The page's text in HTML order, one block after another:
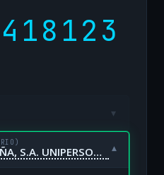
▾
VODAFONE ESPAÑA, S.A. UNIPERSONAL ▾